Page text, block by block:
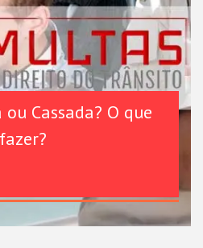
ou Cassada? O que
fazer?